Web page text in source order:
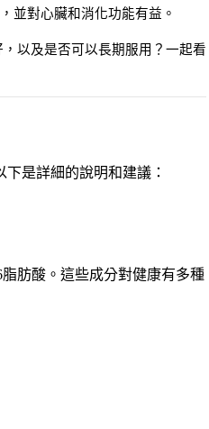
並對心臟和消化功能有益。
以及是否可以長期服用？一起看
是詳細的說明和建議：
肪酸。這些成分對健康有多種